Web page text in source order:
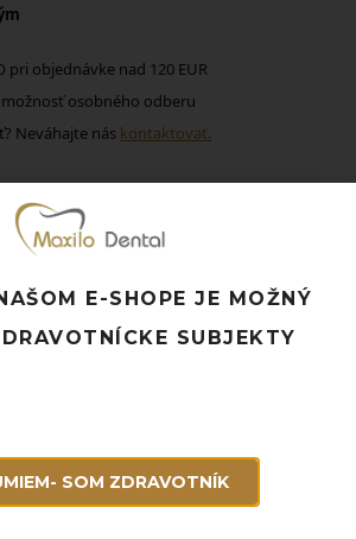
pri objednávke nad 120 EUR
osobného odberu
Neváhajte nás kontaktovať.
E-SHOPE JE MOŽNÝ
SUBJEKTY
SOM ZDRAVOTNÍK